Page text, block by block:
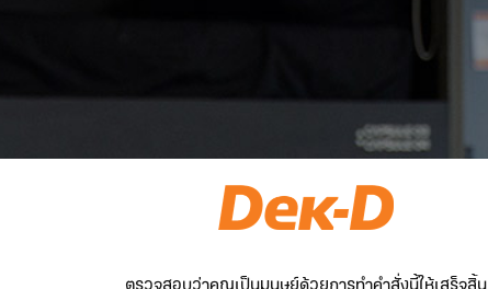
ตรวจสอบว่าคุณเป็นมนุษย์ด้วยการทำคำสั่งนี้ให้เสร็จสิ้น